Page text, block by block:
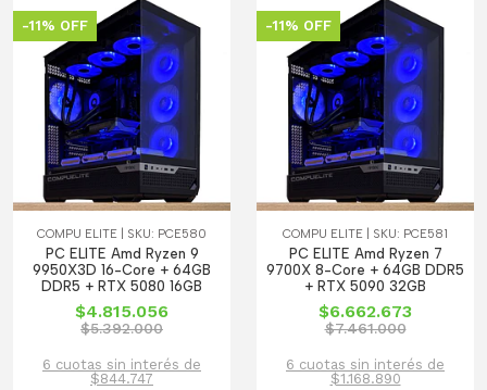
-11% OFF
COMPU ELITE | SKU: PCE580
PC ELITE Amd Ryzen 9
9950X3D 16-Core + 64GB
DDR5 + RTX 5080 16GB
$4.815.056
$5.392.000
6 cuotas sin interés de
$844.747
-11% OFF
COMPU ELITE | SKU: PCE581
PC ELITE Amd Ryzen 7
9700X 8-Core + 64GB DDR5
+ RTX 5090 32GB
$6.662.673
$7.461.000
6 cuotas sin interés de
$1.168.890